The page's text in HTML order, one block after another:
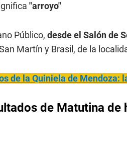
"arroyo"
Público, desde el Salón de
Martín y Brasil, de la
de la Quiniela de Mendoza:
de Matutina de